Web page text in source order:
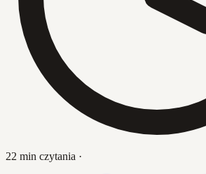
22 min czytania ·